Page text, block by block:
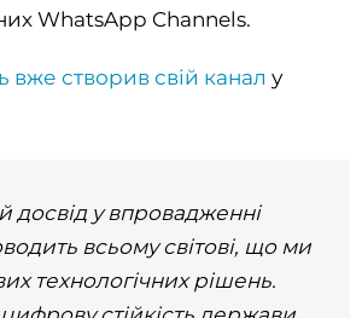
WhatsApp Channels.
вже створив свій канал у
досвід у впровадженні
всьому світові, що ми
технологічних рішень.